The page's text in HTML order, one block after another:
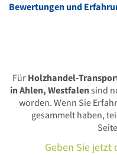
Bewertungen und
Für Holzhandel-
in Ahlen, Westfalensind
worden. Wenn Sie
gesammelt haben,
Geben Sie jetzt